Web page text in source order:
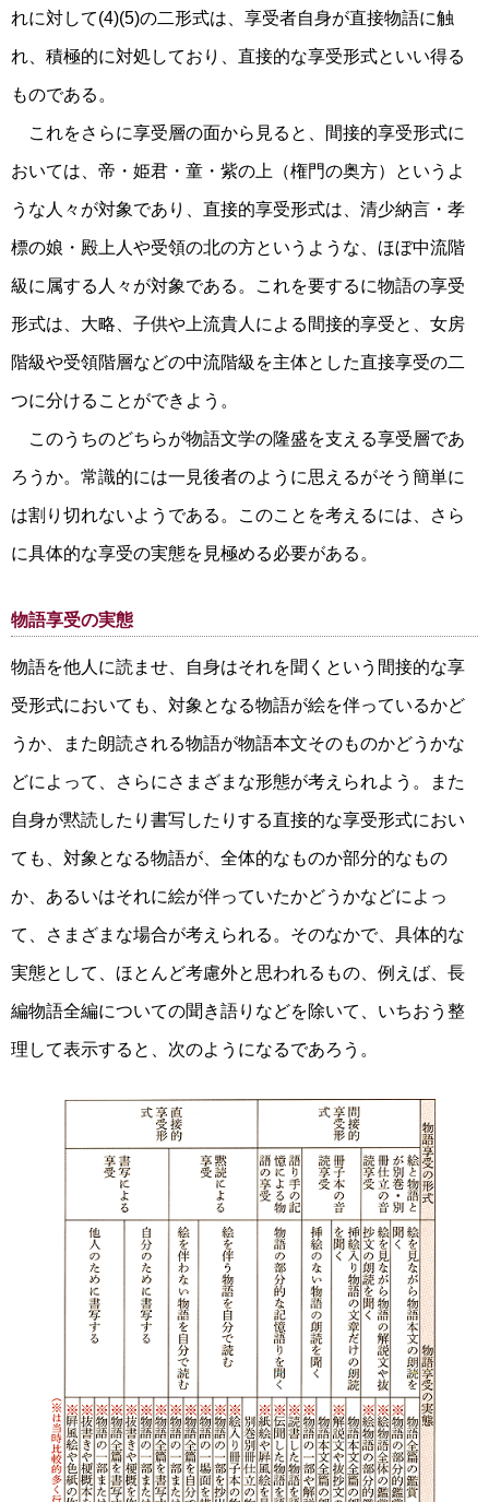
れに対して(4)(5)の二形式は、享受者自身が直接物語に触
れ、積極的に対処しており、直接的な享受形式といい得る
ものである。
これをさらに享受層の面から見ると、間接的享受形式に
おいては、帝・姫君・童・紫の上（権門の奥方）というよ
うな人々が対象であり、直接的享受形式は、清少納言・孝
標の娘・殿上人や受領の北の方というような、ほぼ中流階
級に属する人々が対象である。これを要するに物語の享受
形式は、大略、子供や上流貴人による間接的享受と、女房
階級や受領階層などの中流階級を主体とした直接享受の二
つに分けることができよう。
このうちのどちらが物語文学の隆盛を支える享受層であ
ろうか。常識的には一見後者のように思えるがそう簡単に
は割り切れないようである。このことを考えるには、さら
に具体的な享受の実態を見極める必要がある。
物語享受の実態
物語を他人に読ませ、自身はそれを聞くという間接的な享
受形式においても、対象となる物語が絵を伴っているかど
うか、また朗読される物語が物語本文そのものかどうかな
どによって、さらにさまざまな形態が考えられよう。また
自身が黙読したり書写したりする直接的な享受形式におい
ても、対象となる物語が、全体的なものか部分的なもの
か、あるいはそれに絵が伴っていたかどうかなどによっ
て、さまざまな場合が考えられる。そのなかで、具体的な
実態として、ほとんど考慮外と思われるもの、例えば、長
編物語全編についての聞き語りなどを除いて、いちおう整
理して表示すると、次のようになるであろう。